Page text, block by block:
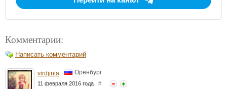
Комментарии:
Написать комментарий
virdjinia Оренбург
11 февраля 2016 года #